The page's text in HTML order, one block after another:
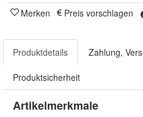
Merken Preis vorschlagen
Produktdetails Zahlung,
Produktsicherheit
Artikelmerkmale